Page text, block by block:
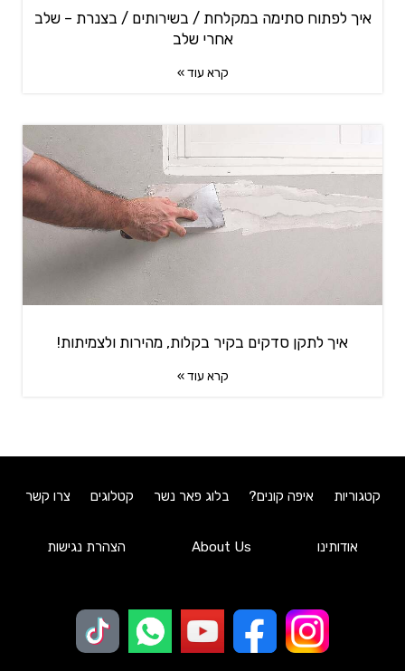
איך לפתוח סתימה במקלחת / בשירותים / בצנרת – שלב
אחרי שלב
קרא עוד »
איך לתקן סדקים בקיר בקלות, מהירות ולצמיתות!
קרא עוד »
קטגוריות איפה קונים? בלוג פאר נשר קטלוגים צרו קשר
אודותינו About Us הצהרת נגישות